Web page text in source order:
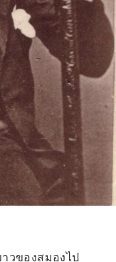
วของสมองไป